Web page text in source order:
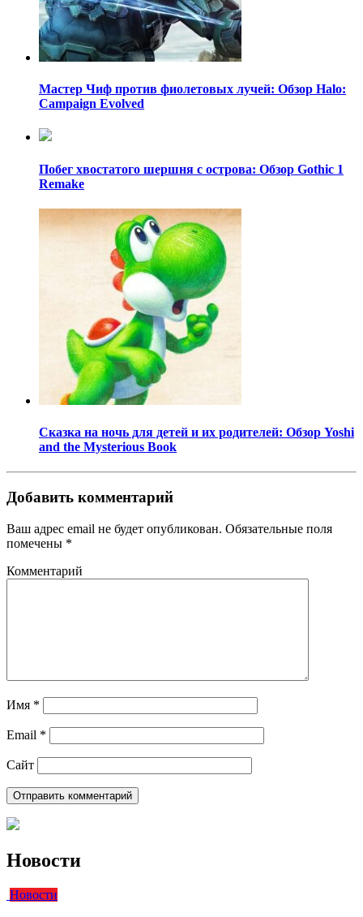
Мастер Чиф против фиолетовых лучей: Обзор Halo:
Campaign Evolved
Побег хвостатого шершня с острова: Обзор Gothic 1
Remake
Сказка на ночь для детей и их родителей: Обзор Yoshi
and the Mysterious Book
Добавить комментарий
Ваш адрес email не будет опубликован. Обязательные поля
помечены *
Комментарий
Имя *
Email *
Сайт
Новости
Новости